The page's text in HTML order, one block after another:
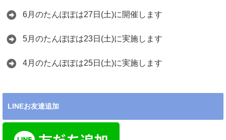
6月のたんぽぽは27日(土)に開催します
5月のたんぽぽは23日(土)に実施します
4月のたんぽぽは25日(土)に実施します
LINEお友達追加